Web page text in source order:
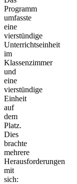
Programm
umfasste
eine
vierstündige
Unterrichtseinheit
im
Klassenzimmer
und
eine
vierstündige
Einheit
auf
dem
Platz.
Dies
brachte
mehrere
Herausforderungen
mit
sich: